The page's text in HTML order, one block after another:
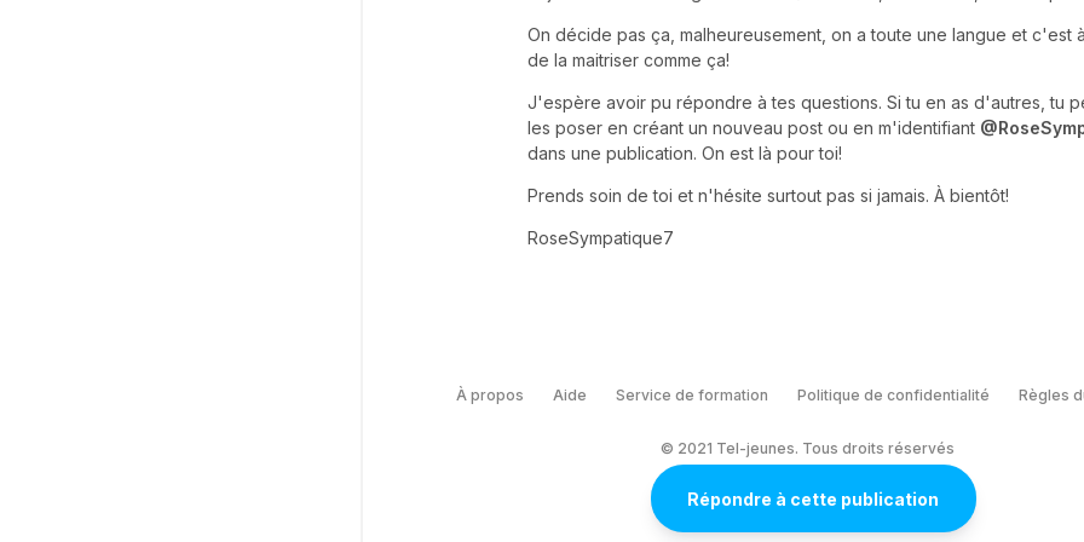
On décide pas ça, malheureusement, on a toute une langue et c'est
de la maitriser comme ça!
J'espère avoir pu répondre à tes questions. Si tu en as d'autres, tu
les poser en créant un nouveau post ou en m'identifiant
dans une publication. On est là pour toi!
Prends soin de toi et n'hésite surtout pas si jamais. À bientôt!
RoseSympatique7
Répondre à cette publication
À propos Aide Service de formation Politique de confidentialité Règles
© 2021 Tel-jeunes. Tous droits réservés